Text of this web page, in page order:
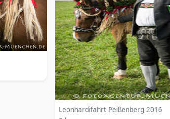
Leonhardifahrt Peißenberg 2016